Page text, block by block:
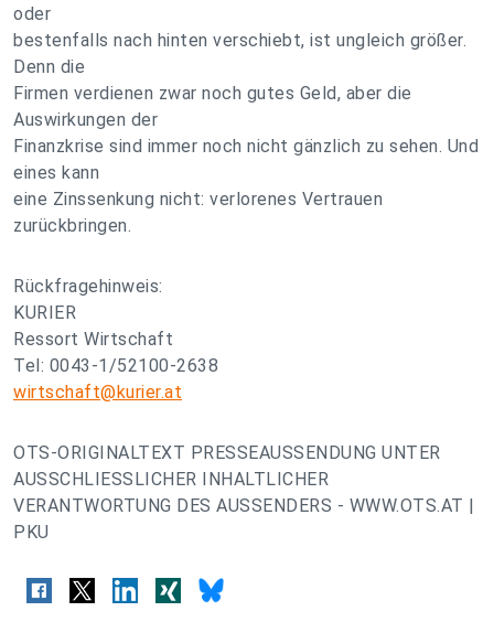
oder
bestenfalls nach hinten verschiebt, ist ungleich größer.
Denn die
Firmen verdienen zwar noch gutes Geld, aber die
Auswirkungen der
Finanzkrise sind immer noch nicht gänzlich zu sehen. Und
eines kann
eine Zinssenkung nicht: verlorenes Vertrauen
zurückbringen.
Rückfragehinweis:
KURIER
Ressort Wirtschaft
Tel: 0043-1/52100-2638
wirtschaft@kurier.at
OTS-ORIGINALTEXT PRESSEAUSSENDUNG UNTER
AUSSCHLIESSLICHER INHALTLICHER
VERANTWORTUNG DES AUSSENDERS - WWW.OTS.AT |
PKU